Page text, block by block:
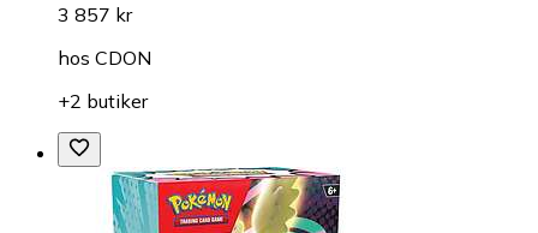
3 857 kr
hos CDON
+2 butiker